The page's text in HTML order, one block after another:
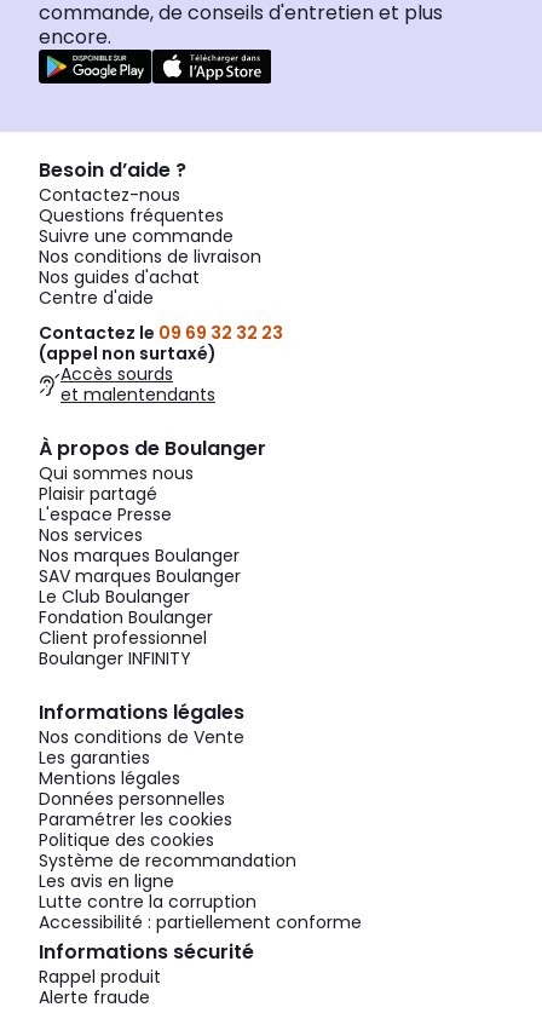
commande, de conseils d'entretien et plus
encore.
Besoin d’aide ?
Contactez-nous
Questions fréquentes
Suivre une commande
Nos conditions de livraison
Nos guides d'achat
Centre d'aide
Contactez le 09 69 32 32 23
(appel non surtaxé)
Accès sourds
et malentendants
À propos de Boulanger
Qui sommes nous
Plaisir partagé
L'espace Presse
Nos services
Nos marques Boulanger
SAV marques Boulanger
Le Club Boulanger
Fondation Boulanger
Client professionnel
Boulanger INFINITY
Informations légales
Nos conditions de Vente
Les garanties
Mentions légales
Données personnelles
Paramétrer les cookies
Politique des cookies
Système de recommandation
Les avis en ligne
Lutte contre la corruption
Accessibilité : partiellement conforme
Informations sécurité
Rappel produit
Alerte fraude